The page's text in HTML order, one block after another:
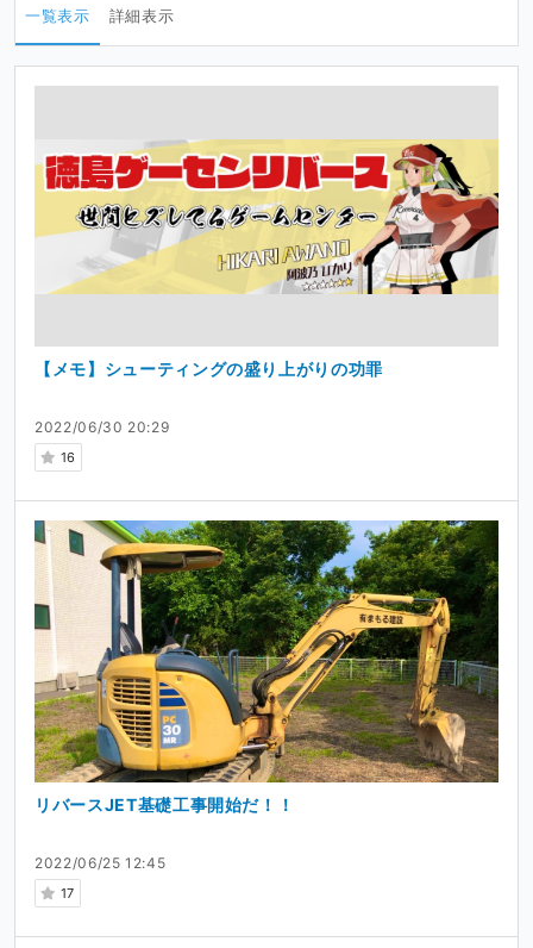
一覧表示 詳細表示
2022/06/30 20:29
16
【メモ】シューティングの盛り上がりの功罪
2022/06/25 12:45
17
リバースJET基礎工事開始だ！！